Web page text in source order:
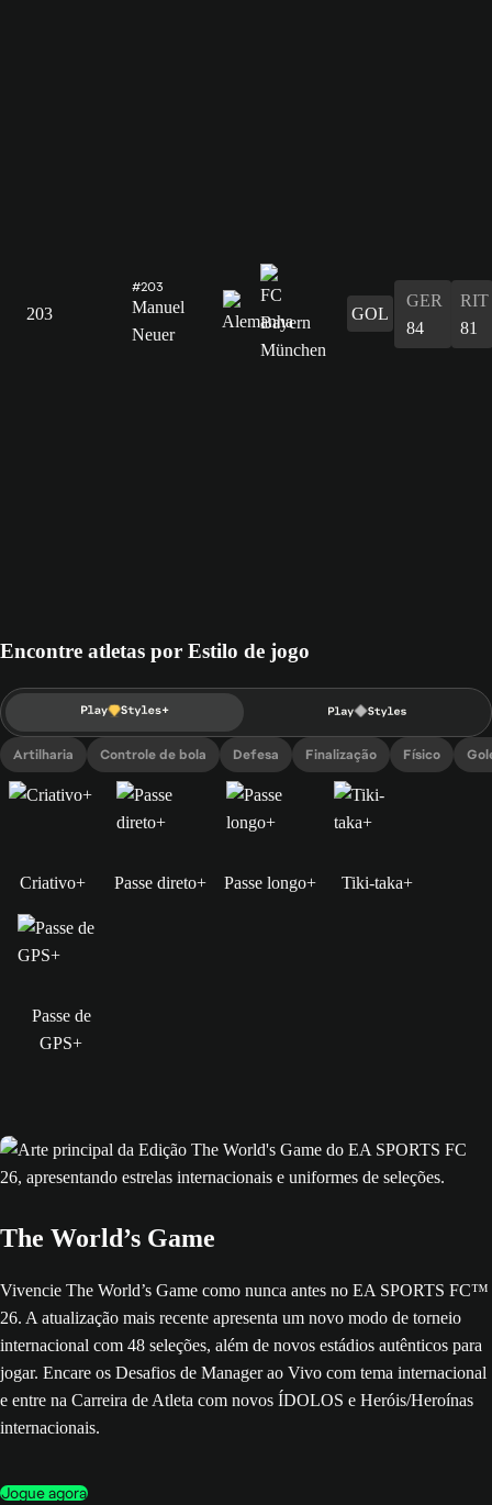
203
#203
Manuel
Neuer
GOL
GER
84
RIT
81
Encontre atletas por Estilo de jogo
Artilharia Controle de bola Defesa Finalização Físico
Criativo+ Passe direto+ Passe longo+ Tiki-taka+
Passe de
GPS+
The World’s Game
Vivencie The World’s Game como nunca antes no EA SPORTS FC™
26. A atualização mais recente apresenta um novo modo de torneio
internacional com 48 seleções, além de novos estádios autênticos para
jogar. Encare os Desafios de Manager ao Vivo com tema internacional
e entre na Carreira de Atleta com novos ÍDOLOS e Heróis/Heroínas
internacionais.
Jogue agora